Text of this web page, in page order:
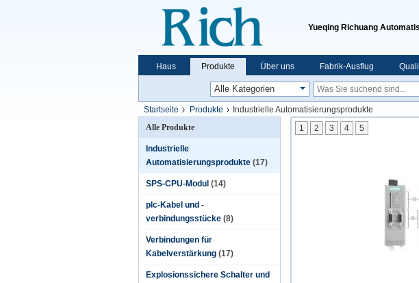
Yueqing Richuang
Haus Produkte Über uns Fabrik-Ausflug
Startseite Produkte
Industrielle Automatisierungsprodukte
Alle Produkte
Industrielle
Automatisierungsprodukte (17)
SPS-CPU-Modul (14)
plc-Kabel und -
verbindungsstücke (8)
Verbindungen für
Kabelverstärkung (17)
Explosionssichere Schalter und
1 2 3 4 5